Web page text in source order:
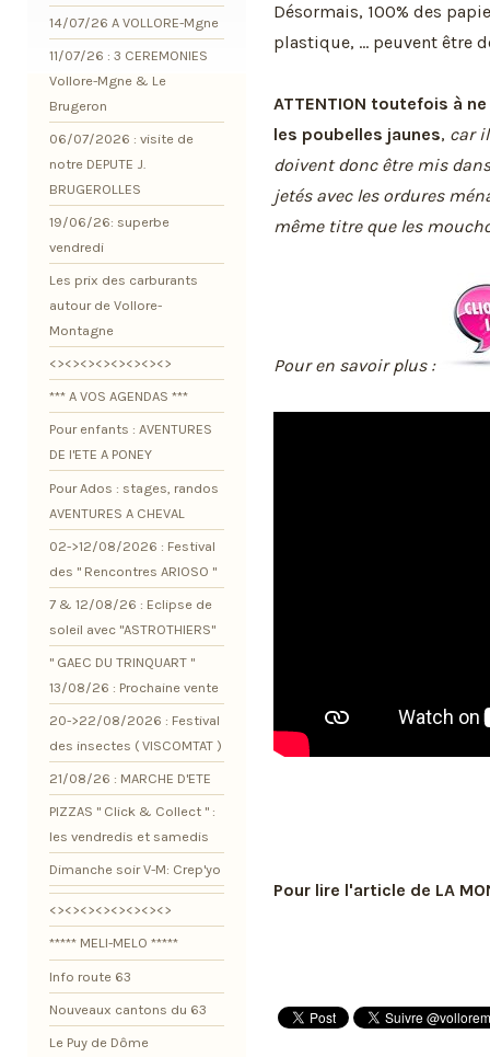
Désormais, 100% des
plastique, ... peuvent être
ATTENTION toutefois à
les poubelles jaunes, car
doivent donc être mis
jetés avec les ordures
même titre que les
Pour en savoir plus :
Pour lire l'article de LA
14/07/26 A VOLLORE-Mgne
11/07/26 : 3 CEREMONIES
Vollore-Mgne & Le
Brugeron
06/07/2026 : visite de
notre DEPUTE J.
BRUGEROLLES
19/06/26: superbe
vendredi
Les prix des carburants
autour de Vollore-
Montagne
<><><><><><><><>
*** A VOS AGENDAS ***
Pour enfants : AVENTURES
DE l'ETE A PONEY
Pour Ados : stages, randos
AVENTURES A CHEVAL
02->12/08/2026 : Festival
des " Rencontres ARIOSO "
7 & 12/08/26 : Eclipse de
soleil avec "ASTROTHIERS"
" GAEC DU TRINQUART "
13/08/26 : Prochaine vente
20->22/08/2026 : Festival
des insectes ( VISCOMTAT )
21/08/26 : MARCHE D'ETE
PIZZAS " Click & Collect " :
les vendredis et samedis
Dimanche soir V-M: Crep'yo
<><><><><><><><>
***** MELI-MELO *****
Info route 63
Nouveaux cantons du 63
Le Puy de Dôme